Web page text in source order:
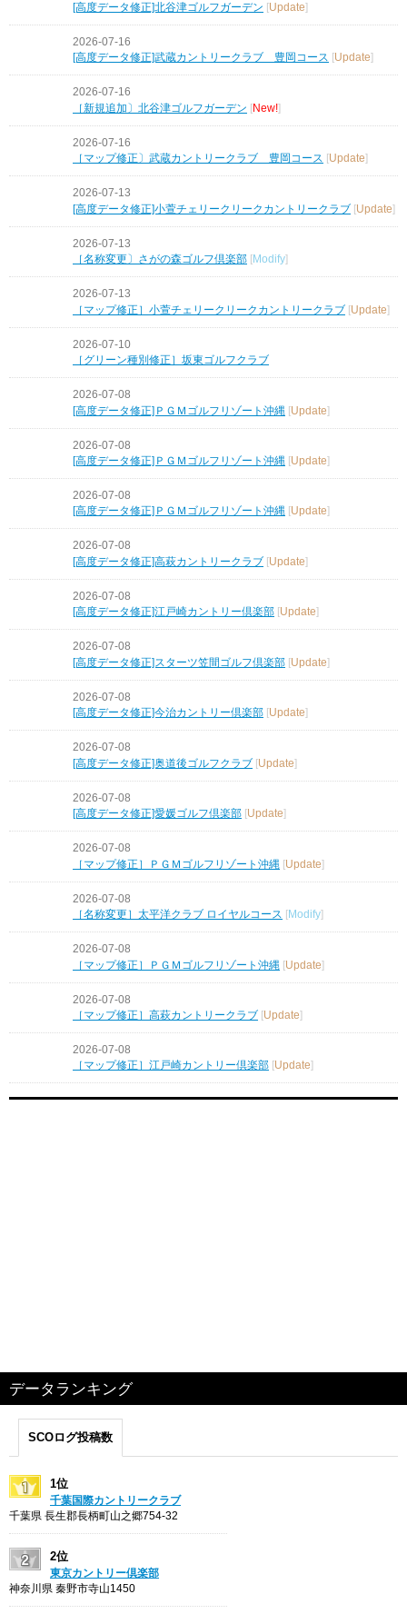
[高度データ修正]北谷津ゴルフガーデン [Update]
2026-07-16
[高度データ修正]武蔵カントリークラブ 豊岡コース
Update
2026-07-16
［新規追加〕北谷津ゴルフガーデン [New!]
2026-07-16
［マップ修正〕武蔵カントリークラブ 豊岡コース
Update
2026-07-13
[高度データ修正]小萱チェリークリークカントリークラブ [Update]
2026-07-13
［名称変更〕さがの森ゴルフ倶楽部
Modify
2026-07-13
［マップ修正］小萱チェリークリークカントリークラブ [Update]
2026-07-10
［グリーン種別修正］坂東ゴルフクラブ
2026-07-08
[高度データ修正]ＰＧＭゴルフリゾート沖縄 [Update]
2026-07-08
[高度データ修正]ＰＧＭゴルフリゾート沖縄 [Update]
2026-07-08
[高度データ修正]ＰＧＭゴルフリゾート沖縄 Update
2026-07-08
[高度データ修正]高萩カントリークラブ [Update]
2026-07-08
[高度データ修正]江戸崎カントリー倶楽部 Update
2026-07-08
[高度データ修正]スターツ笠間ゴルフ倶楽部 [Update]
2026-07-08
[高度データ修正]今治カントリー倶楽部 Update
2026-07-08
[高度データ修正]奥道後ゴルフクラブ [Update]
2026-07-08
[高度データ修正]愛媛ゴルフ倶楽部 Update
2026-07-08
［マップ修正］ＰＧＭゴルフリゾート沖縄 [Update]
2026-07-08
［名称変更］太平洋クラブ ロイヤルコース [Modify]
2026-07-08
［マップ修正］ＰＧＭゴルフリゾート沖縄 [Update]
2026-07-08
［マップ修正］高萩カントリークラブ [Update]
2026-07-08
［マップ修正］江戸崎カントリー倶楽部 Update
データランキング
SCOログ投稿数
1位
千葉国際カントリークラブ
千葉県 長生郡長柄町山之郷754-32
2位
東京カントリー倶楽部
神奈川県 秦野市寺山1450